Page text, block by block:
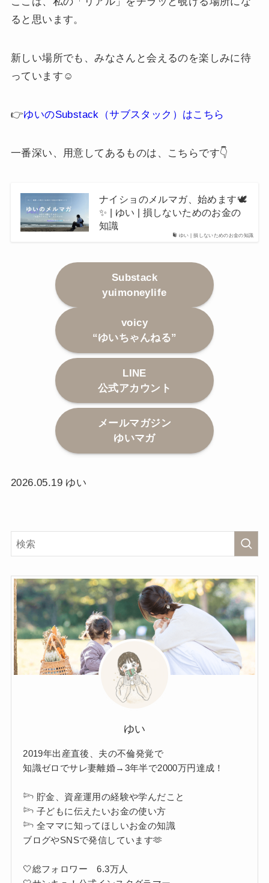
ると思います。
新しい場所でも、みなさんと会えるのを楽しみに待
っています☺️
👉ゆいのSubstack（サブスタック）はこちら
一番深い、用意してあるものは、こちらです👇
ゆい | 損しないためのお金の知識
ナイショのメルマガ、始めます🕊️
✨ | ゆい | 損しないためのお金の
知識
Substack
yuimoneylife
voicy
“ゆいちゃんねる”
LINE
公式アカウント
メールマガジン
ゆいマガ
2026.05.19 ゆい
ゆい
2019年出産直後、夫の不倫発覚で
知識ゼロでサレ妻離婚→3年半で2000万円達成！
𓆸 貯金、資産運用の経験や学んだこと
𓆸 子どもに伝えたいお金の使い方
𓆸 全ママに知ってほしいお金の知識
ブログやSNSで発信しています🫶
🤍総フォロワー 6.3万人